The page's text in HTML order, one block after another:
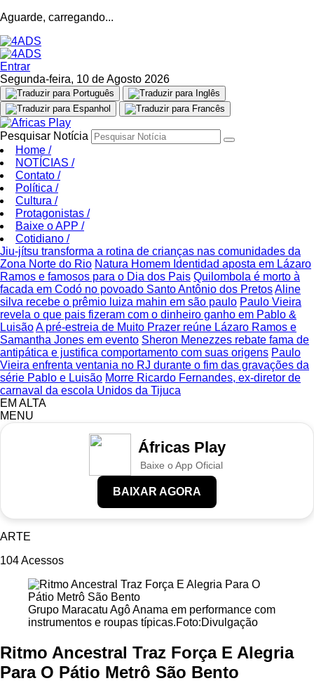
Aguarde, carregando...
Entrar
Segunda-feira, 10 de Agosto 2026
Pesquisar Notícia
Home /
NOTÍCIAS /
Contato /
Política /
Cultura /
Protagonistas /
Baixe o APP /
Cotidiano /
Jiu-jítsu transforma a rotina de crianças nas comunidades da
Zona Norte do Rio Natura Homem Identidad aposta em Lázaro
Ramos e famosos para o Dia dos Pais Quilombola é morto à
facada em Codó no povoado Santo Antônio dos PretosAline
silva recebe o prêmio luiza mahin em são paulo Paulo Vieira
revela o que pais fizeram com o dinheiro ganho em Pablo &
LuisãoA pré-estreia de Muito Prazer reúne Lázaro Ramos e
Samantha Jones em evento Sheron Menezzes rebate fama de
antipática e justifica comportamento com suas origens Paulo
Vieira enfrenta ventania no RJ durante o fim das gravações da
série Pablo e Luisão Morre Ricardo Fernandes, ex-diretor de
carnaval da escola Unidos da Tijuca
EM ALTA
MENU
Áfricas Play
Baixe o App Oficial
BAIXAR AGORA
ARTE
104Acessos
Grupo Maracatu Agô Anama em performance com
instrumentos e roupas típicas.Foto:Divulgação
Ritmo Ancestral Traz Força E Alegria
Para O Pátio Metrô São Bento